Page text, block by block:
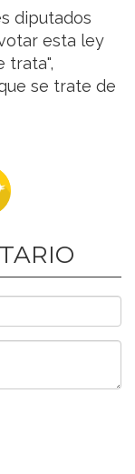
diputados
esta ley
trata",
se trate de